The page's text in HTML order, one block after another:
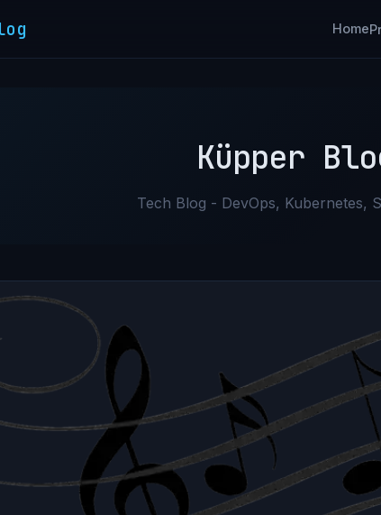
Home
Küpper
Tech Blog - DevOps, Kubernetes,